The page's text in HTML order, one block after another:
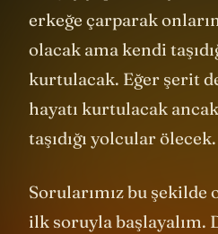
bir şey yapmazsa
erkeğe çarparak
olacak ama kendi
kurtulacak. Eğer şerit
hayatı kurtulacak ancak
Sorularımız bu şekilde